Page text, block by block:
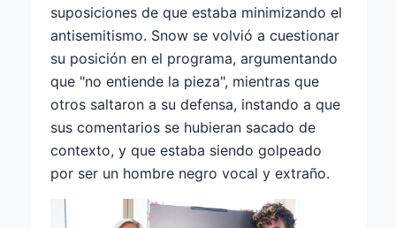
suposiciones de que estaba minimizando el
antisemitismo. Snow se volvió a cuestionar
su posición en el programa, argumentando
que "no entiende la pieza", mientras que
otros saltaron a su defensa, instando a que
sus comentarios se hubieran sacado de
contexto, y que estaba siendo golpeado
por ser un hombre negro vocal y extraño.